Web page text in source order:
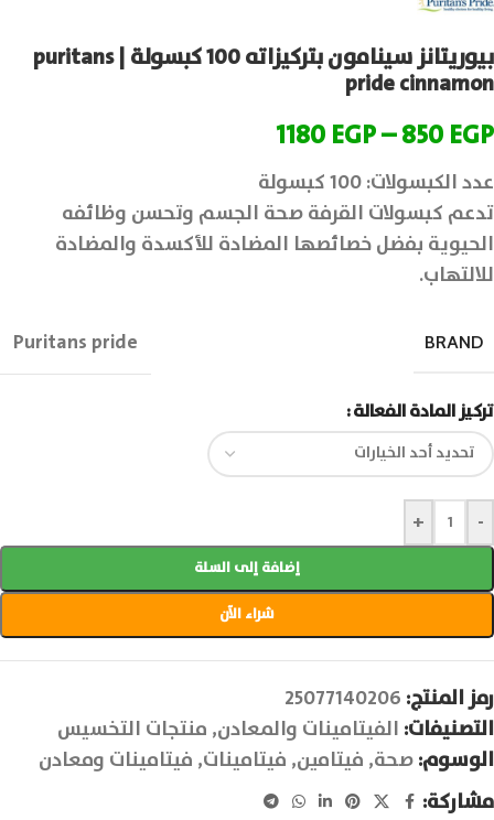
بيوريتانز سينامون بتركيزاته 100 كبسولة | puritans
pride cinnamon
850EGP
–
1180EGP
عدد الكبسولات: 100 كبسولة
تدعم كبسولات القرفة صحة الجسم وتحسن وظائفه
الحيوية بفضل خصائصها المضادة للأكسدة والمضادة
للالتهاب.
BRAND
Puritans pride
تركيز المادة الفعالة
-
+
إضافة إلى السلة
شراء الآن
رمز المنتج: 25077140206
التصنيفات: الفيتامينات والمعادن, منتجات التخسيس
الوسوم:صحة, فيتامين, فيتامينات, فيتامينات ومعادن
مشاركة: